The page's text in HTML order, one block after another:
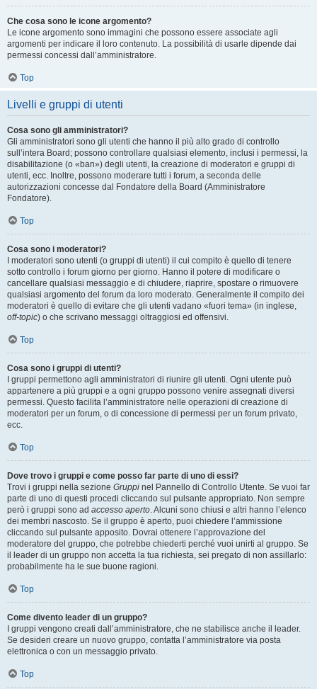
Che cosa sono le icone argomento?
Le icone argomento sono immagini che possono essere associate agli
argomenti per indicare il loro contenuto. La possibilità di usarle dipende dai
permessi concessi dall’amministratore.
Top
Livelli e gruppi di utenti
Cosa sono gli amministratori?
Gli amministratori sono gli utenti che hanno il più alto grado di controllo
sull’intera Board; possono controllare qualsiasi elemento, inclusi i permessi, la
disabilitazione (o «ban») degli utenti, la creazione di moderatori e gruppi di
utenti, ecc. Inoltre, possono moderare tutti i forum, a seconda delle
autorizzazioni concesse dal Fondatore della Board (Amministratore
Fondatore).
Top
Cosa sono i moderatori?
I moderatori sono utenti (o gruppi di utenti) il cui compito è quello di tenere
sotto controllo i forum giorno per giorno. Hanno il potere di modificare o
cancellare qualsiasi messaggio e di chiudere, riaprire, spostare o rimuovere
qualsiasi argomento del forum da loro moderato. Generalmente il compito dei
moderatori è quello di evitare che gli utenti vadano «fuori tema» (in inglese,
off-topic) o che scrivano messaggi oltraggiosi ed offensivi.
Top
Cosa sono i gruppi di utenti?
I gruppi permettono agli amministratori di riunire gli utenti. Ogni utente può
appartenere a più gruppi e a ogni gruppo possono venire assegnati diversi
permessi. Questo facilita l’amministratore nelle operazioni di creazione di
moderatori per un forum, o di concessione di permessi per un forum privato,
ecc.
Top
Dove trovo i gruppi e come posso far parte di uno di essi?
Trovi i gruppi nella sezione Gruppi nel Pannello di Controllo Utente. Se vuoi far
parte di uno di questi procedi cliccando sul pulsante appropriato. Non sempre
però i gruppi sono ad accesso aperto. Alcuni sono chiusi e altri hanno l’elenco
dei membri nascosto. Se il gruppo è aperto, puoi chiedere l’ammissione
cliccando sul pulsante apposito. Dovrai ottenere l’approvazione del
moderatore del gruppo, che potrebbe chiederti perché vuoi unirti al gruppo. Se
il leader di un gruppo non accetta la tua richiesta, sei pregato di non assillarlo:
probabilmente ha le sue buone ragioni.
Top
Come divento leader di un gruppo?
I gruppi vengono creati dall’amministratore, che ne stabilisce anche il leader.
Se desideri creare un nuovo gruppo, contatta l’amministratore via posta
elettronica o con un messaggio privato.
Top